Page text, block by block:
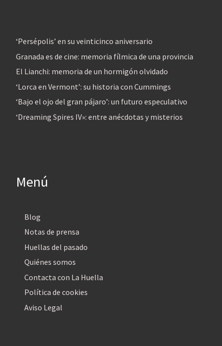
‘Persépolis’ en su veinticinco aniversario
Granada es de cine: memoria fílmica de una provincia
El Lianchi: memoria de un hormigón olvidado
‘Lorca en Vermont’: su historia con Cummings
‘Bajo el ojo del gran pájaro’: un futuro especulativo
‘Dreaming Spires IV»: entre anécdotas y misterios
Menú
Blog
Notas de prensa
Huellas del pasado
Quiénes somos
Contacta con La Huella
Política de cookies
Aviso Legal